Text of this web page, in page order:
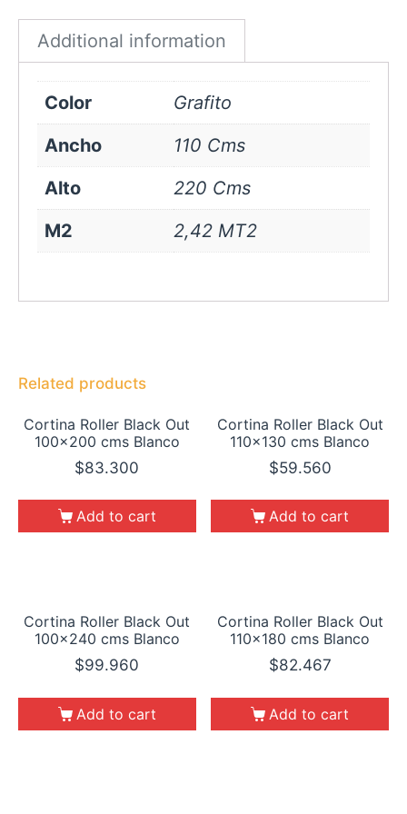
Additional information
Color
Grafito
Ancho
110 Cms
Alto
220 Cms
M2
2,42 MT2
Related products
Cortina Roller Black Out
100×200 cms Blanco
$83.300
Add to cart
Cortina Roller Black Out
110×130 cms Blanco
$59.560
Add to cart
Cortina Roller Black Out
100×240 cms Blanco
$99.960
Add to cart
Cortina Roller Black Out
110×180 cms Blanco
$82.467
Add to cart